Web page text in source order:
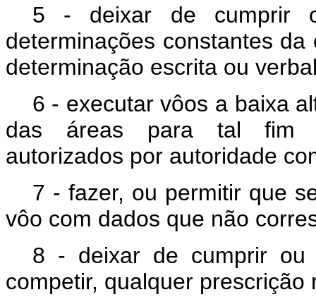
5 - deixar de cumprir
determinações constantes
determinação escrita ou
6 - executar vôos a baixa
das áreas para tal fim
autorizados por autoridade
7 - fazer, ou permitir que
vôo com dados que não
8 - deixar de cumprir ou
competir, qualquer prescrição